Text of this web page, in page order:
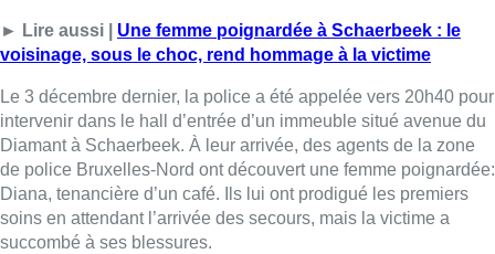
► Lire aussi | Une femme poignardée à Schaerbeek : le
voisinage, sous le choc, rend hommage à la victime
Le 3 décembre dernier, la police a été appelée vers 20h40 pour
intervenir dans le hall d’entrée d’un immeuble situé avenue du
Diamant à Schaerbeek. À leur arrivée, des agents de la zone
de police Bruxelles-Nord ont découvert une femme poignardée:
Diana, tenancière d’un café. Ils lui ont prodigué les premiers
soins en attendant l’arrivée des secours, mais la victime a
succombé à ses blessures.